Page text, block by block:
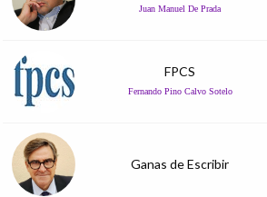
Juan Manuel De Prada
FPCS
Fernando Pino Calvo Sotelo
Ganas de Escribir